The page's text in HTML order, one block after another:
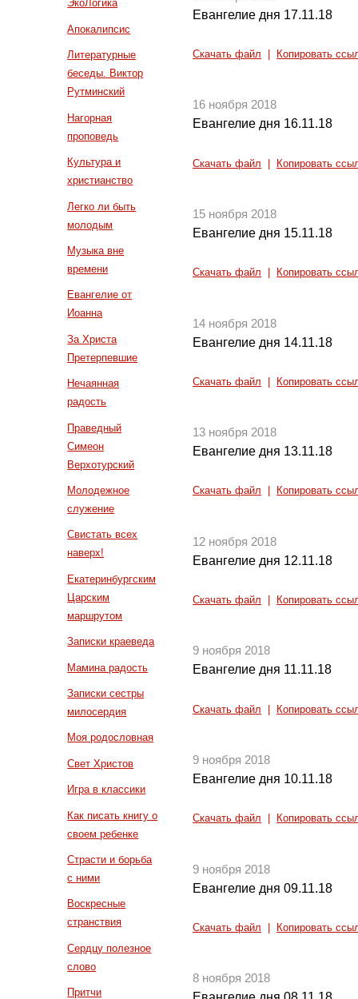
ЭкоЛогика
Апокалипсис
Литературные
беседы. Виктор
Рутминский
Нагорная
проповедь
Культура и
христианство
Легко ли быть
молодым
Музыка вне
времени
Евангелие от
Иоанна
За Христа
Претерпевшие
Нечаянная
радость
Праведный
Симеон
Верхотурский
Молодежное
служение
Свистать всех
наверх!
Екатеринбургским
Царским
маршрутом
Записки краеведа
Мамина радость
Записки сестры
милосердия
Моя родословная
Свет Христов
Игра в классики
Как писать книгу о
своем ребенке
Страсти и борьба
с ними
Воскресные
странствия
Сердцу полезное
слово
Притчи
Евангелие дня 17.11.18
Скачать файл Копировать
16 ноября 2018
Евангелие дня 16.11.18
Скачать файл Копировать
15 ноября 2018
Евангелие дня 15.11.18
Скачать файл Копировать
14 ноября 2018
Евангелие дня 14.11.18
Скачать файл Копировать
13 ноября 2018
Евангелие дня 13.11.18
Скачать файл Копировать
12 ноября 2018
Евангелие дня 12.11.18
Скачать файл Копировать
9 ноября 2018
Евангелие дня 11.11.18
Скачать файл Копировать
9 ноября 2018
Евангелие дня 10.11.18
Скачать файл Копировать
9 ноября 2018
Евангелие дня 09.11.18
Скачать файл Копировать
8 ноября 2018